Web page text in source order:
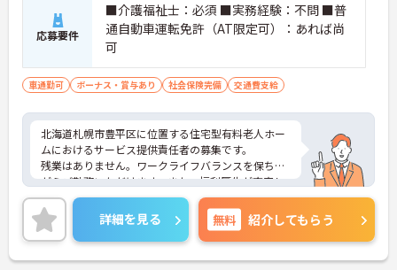
応募要件
■介護福祉士：必須 ■実務経験：不問 ■普
通自動車運転免許（AT限定可）：あれば尚
可
車通勤可 ボーナス・賞与あり 社会保険完備 交通費支給
北海道札幌市豊平区に位置する住宅型有料老人ホー
ムにおけるサービス提供責任者の募集です。
残業はありません。ワークライフバランスを保ちな
がらご勤務いただけます。また、福利厚生が充実し
ています。働きやすい環境が整っており、安心して
長くご勤務いただけます。
ご興味のある方には、面接対策ポイントなど、さら
に詳細をご案内しますのでお気軽にご相談くださ
い！
詳細を見る 無料 紹介してもらう